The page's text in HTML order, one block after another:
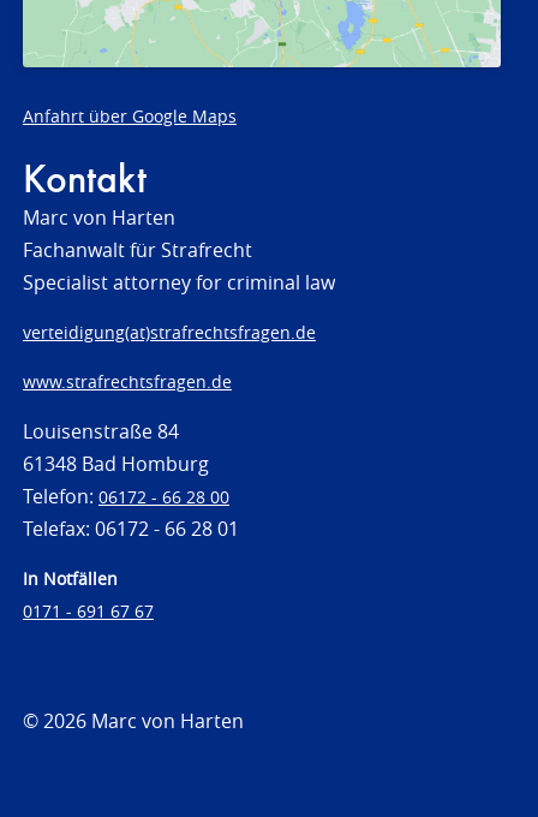
Anfahrt über Google Maps
Kontakt
Marc von Harten
Fachanwalt für Strafrecht
Specialist attorney for criminal law
verteidigung(at)strafrechtsfragen.de
www.strafrechtsfragen.de
Louisenstraße 84
61348 Bad Homburg
Telefon: 06172 - 66 28 00
Telefax: 06172 - 66 28 01
In Notfällen
0171 - 691 67 67
© 2026 Marc von Harten